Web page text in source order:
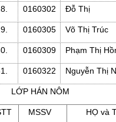
0160302 Đỗ Thị
0160305 Võ Thị Trúc
0160309 Phạm Thị
0160322 Nguyễn Thị
LỚP HÁN NÔM
MSSV HỌ và